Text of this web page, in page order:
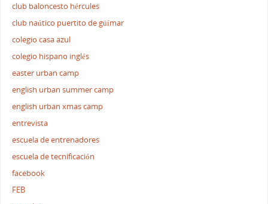
club baloncesto hércules
club naútico puertito de güímar
colegio casa azul
colegio hispano inglés
easter urban camp
english urban summer camp
english urban xmas camp
entrevista
escuela de entrenadores
escuela de tecnificación
facebook
FEB